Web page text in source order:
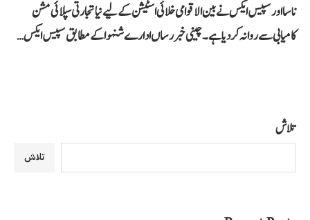
ناسا اور سپیس ایکس نے بین الاقوامی خلائی اسٹیشن کے لیے نیا تجارتی سپلائی مشن
کامیابی سے روانہ کر دیا ہے۔ چینی خبر رساں ادارے شنہوا کے مطابق سپیس ایکس…
تلاش
تلاش